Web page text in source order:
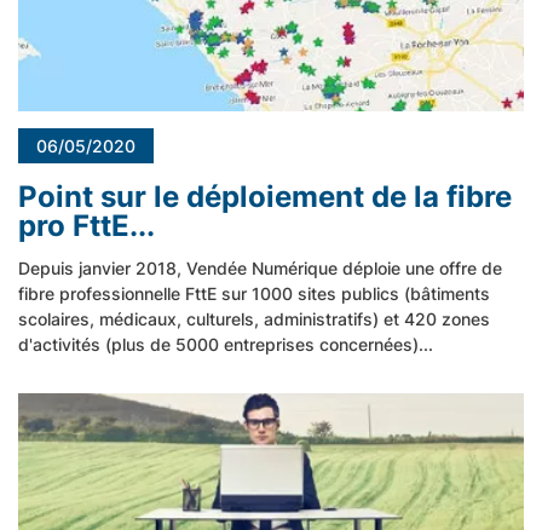
06/05/2020
Point sur le déploiement de la fibre
pro FttE...
Depuis janvier 2018, Vendée Numérique déploie une offre de
fibre professionnelle FttE sur 1000 sites publics (bâtiments
scolaires, médicaux, culturels, administratifs) et 420 zones
d'activités (plus de 5000 entreprises concernées)...